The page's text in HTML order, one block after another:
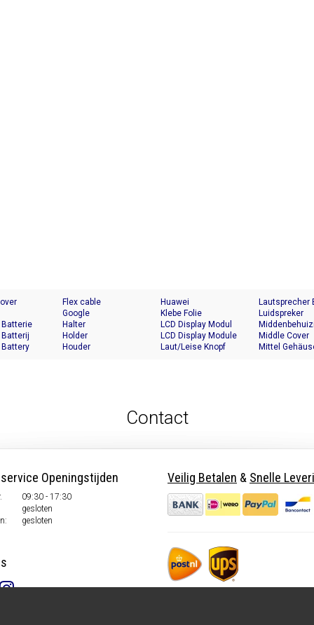
Batterie
Batterij
Battery
Flex cable
Google
Halter
Holder
Houder
Huawei
Klebe Folie
LCD Display Modul
LCD Display Module
Laut/Leise Knopf
Lautsprecher
Luidspreker
Middle Cover
Mittel
Contact
Openingstijden
09:30 - 17:30
gesloten
gesloten
Veilig Betalen & Snelle